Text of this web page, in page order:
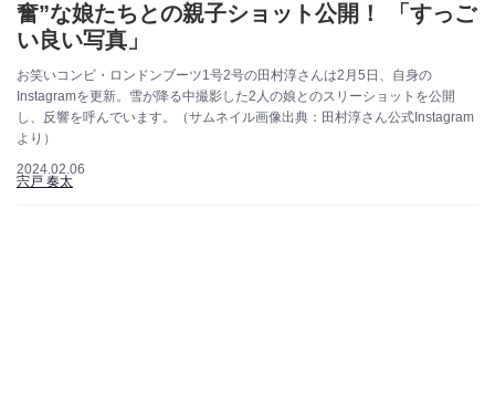
奮”な娘たちとの親子ショット公開！ 「すっご
い良い写真」
お笑いコンビ・ロンドンブーツ1号2号の田村淳さんは2月5日、自身の
Instagramを更新。雪が降る中撮影した2人の娘とのスリーショットを公開
し、反響を呼んでいます。（サムネイル画像出典：田村淳さん公式Instagram
より）
2024.02.06
宍戸 奏太